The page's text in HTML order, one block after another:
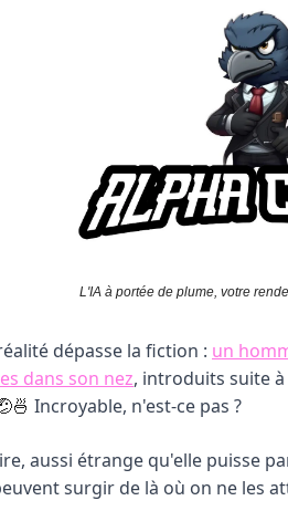
L'IA à portée de plume, votre
dépasse la fiction : un
dans son nez, introduits suite
Incroyable, n'est-ce pas ?
aussi étrange qu'elle puisse
surgir de là où on ne les